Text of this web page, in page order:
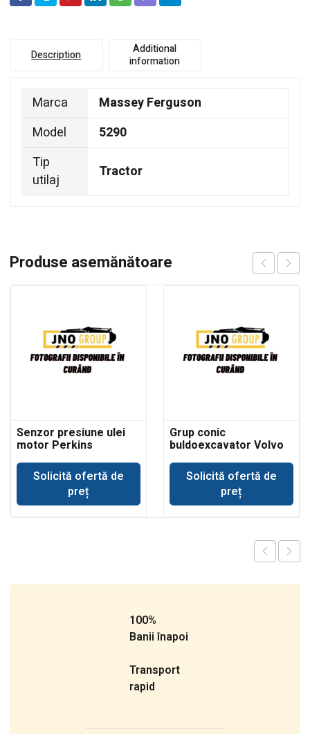
Description
Additional
information
Marca
Massey Ferguson
Model
5290
Tip
utilaj
Tractor
Produse asemănătoare
Senzor presiune ulei
motor Perkins
Solicită ofertă de
preț
Grup conic
buldoexcavator Volvo
Solicită ofertă de
preț
100%
Banii înapoi
Transport
rapid